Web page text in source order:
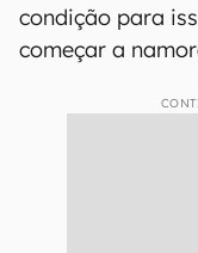
condição para
começar a